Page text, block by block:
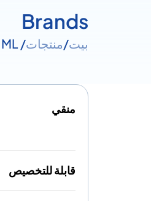
Brands
بيت/منتجات/ Product Volume / 480 ML
منقي
قابلة للتخصيص